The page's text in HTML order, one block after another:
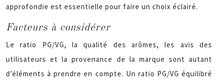
approfondie est essentielle pour faire un choix éclairé.
Facteurs à considérer
Le ratio PG/VG, la qualité des arômes, les avis des
utilisateurs et la provenance de la marque sont autant
d’éléments à prendre en compte. Un ratio PG/VG équilibré